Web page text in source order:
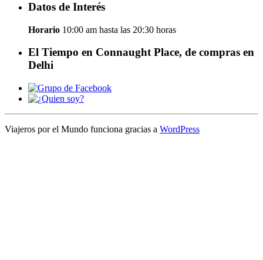
Datos de Interés
Horario 10:00 am hasta las 20:30 horas
El Tiempo en Connaught Place, de compras en
Delhi
Viajeros por el Mundo funciona gracias a WordPress